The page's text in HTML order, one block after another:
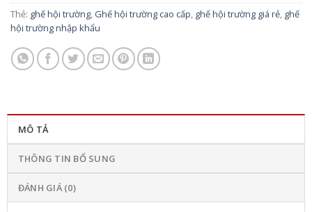
Thẻ: ghế hội trường, Ghế hội trường cao cấp, ghế hội trường giá rẻ, ghế
hội trường nhập khẩu
MÔ TẢ
THÔNG TIN BỔ SUNG
ĐÁNH GIÁ (0)